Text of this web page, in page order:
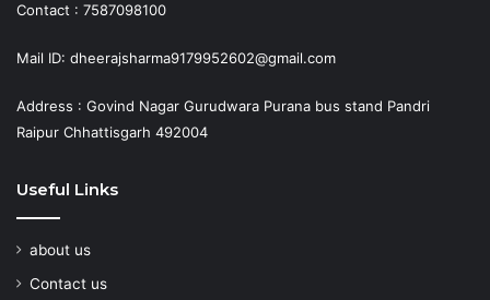
Contact : 7587098100
Mail ID: dheerajsharma9179952602@gmail.com
Address : Govind Nagar Gurudwara Purana bus stand Pandri
Raipur Chhattisgarh 492004
Useful Links
about us
Contact us